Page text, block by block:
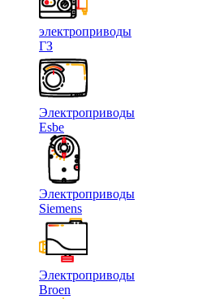
электроприводы
ГЗ
Электроприводы
Esbe
Электроприводы
Siemens
Электроприводы
Broen